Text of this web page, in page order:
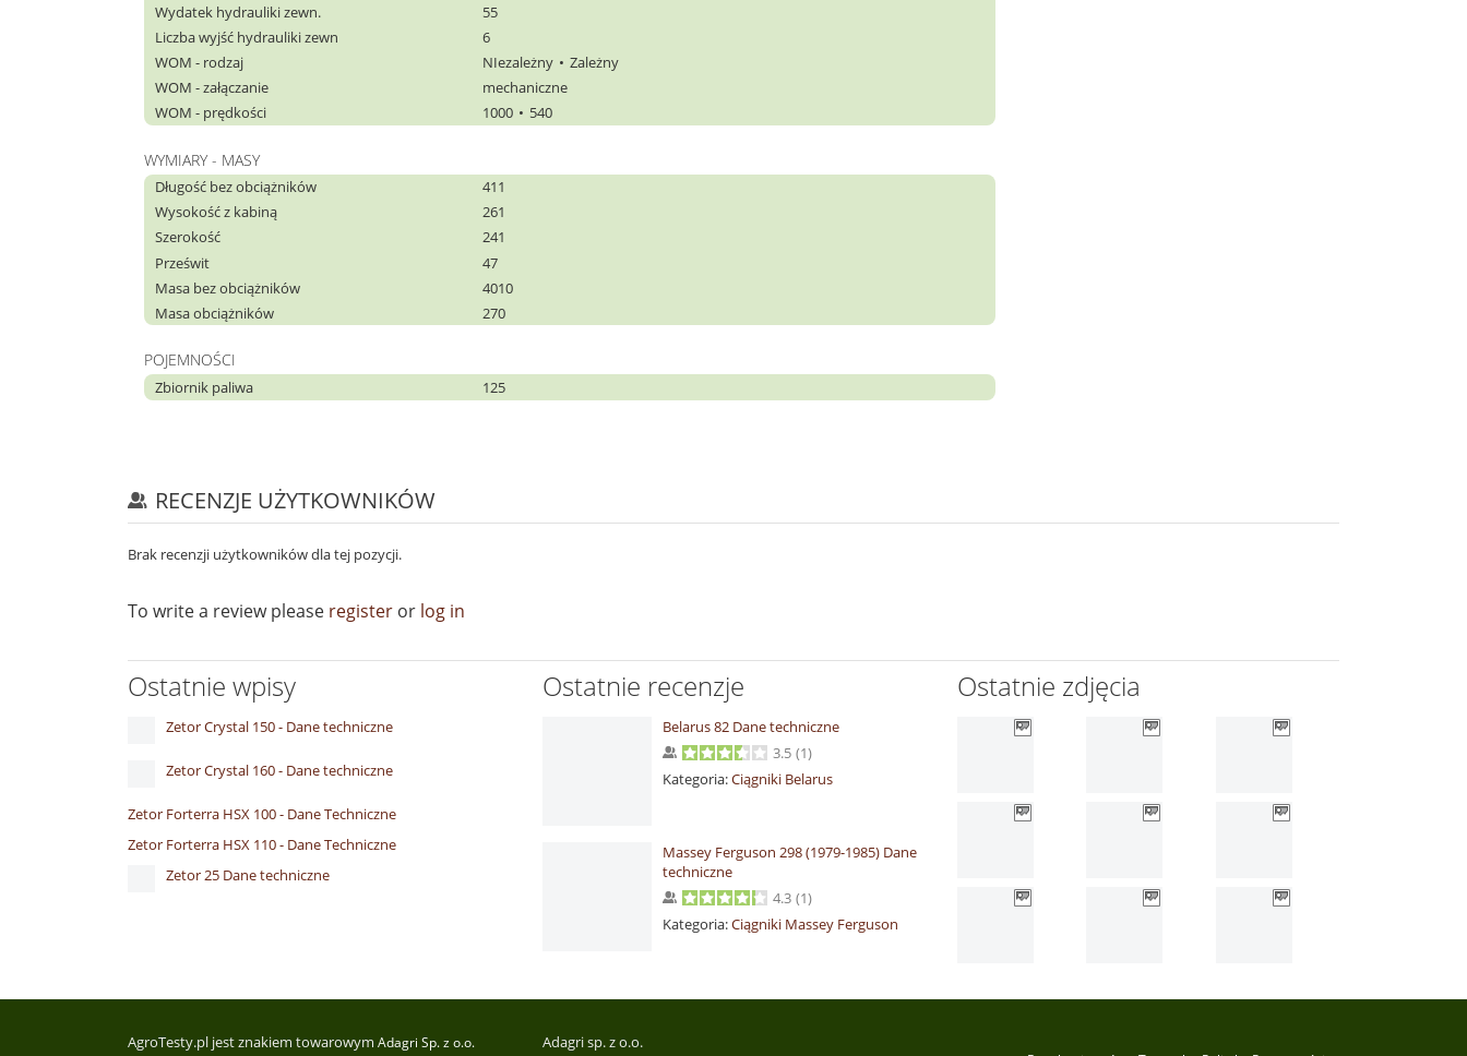
Wydatek hydrauliki zewn.
55
Liczba wyjść hydrauliki zewn
6
WOM - rodzaj
NIezależny
Zależny
WOM - załączanie
mechaniczne
WOM - prędkości
1000 540
WYMIARY - MASY
Długość bez obciążników
411
Wysokość z kabiną
261
Szerokość
241
Prześwit
47
Masa bez obciążników
4010
Masa obciążników
270
POJEMNOŚCI
Zbiornik paliwa 125
RECENZJE UŻYTKOWNIKÓW
Brak recenzji użytkowników dla tej pozycji.
To write a review please register or log in
Ostatnie wpisy
Zetor Crystal 150 - Dane techniczne
Zetor Crystal 160 - Dane techniczne
Zetor Forterra HSX 100 - Dane Techniczne
Zetor Forterra HSX 110 - Dane Techniczne
Zetor 25 Dane techniczne
Ostatnie recenzje
Belarus 82 Dane techniczne
3.5 (1)
Kategoria:Ciągniki Belarus
Massey Ferguson 298 (1979-1985) Dane
techniczne
4.3 (1)
Kategoria:Ciągniki Massey Ferguson
Ostatnie zdjęcia
AgroTesty.pl jest znakiem towarowym Adagri Sp. z o.o.
Adagri sp. z o.o.